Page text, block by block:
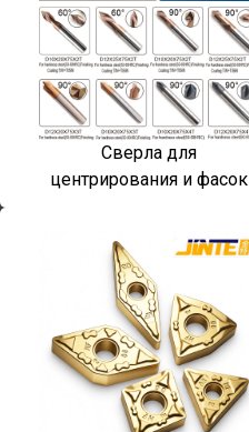
Сверла для
центрирования и фасок